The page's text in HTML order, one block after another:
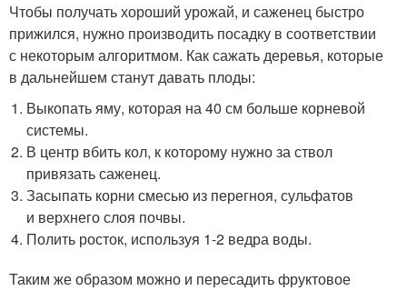
Чтобы получать хороший урожай, и саженец быстро
прижился, нужно производить посадку в соответствии
с некоторым алгоритмом. Как сажать деревья, которые
в дальнейшем станут давать плоды:
Выкопать яму, которая на 40 см больше корневой
системы.
В центр вбить кол, к которому нужно за ствол
привязать саженец.
Засыпать корни смесью из перегноя, сульфатов
и верхнего слоя почвы.
Полить росток, используя 1-2 ведра воды.
Таким же образом можно и пересадить фруктовое